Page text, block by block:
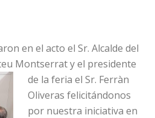
en el acto el Sr. Alcalde del
Montserrat y el presidente
de la feria el Sr. Ferràn
Oliveras felicitándonos
por nuestra iniciativa en